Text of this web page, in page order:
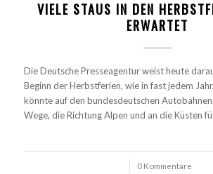
VIELE STAUS IN DEN
ERWARTET
Die Deutsche Presseagentur weist heute
Beginn der Herbstferien, wie in fast jedem
könnte auf den bundesdeutschen
Wege, die Richtung Alpen und an die Küsten
0 Kommentare